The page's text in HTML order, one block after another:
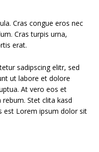
Cras congue eros nec
Cras turpis urna,
erat.
sadipscing elitr, sed
ut labore et dolore
At vero eos et
Stet clita kasd
est Lorem ipsum dolor sit